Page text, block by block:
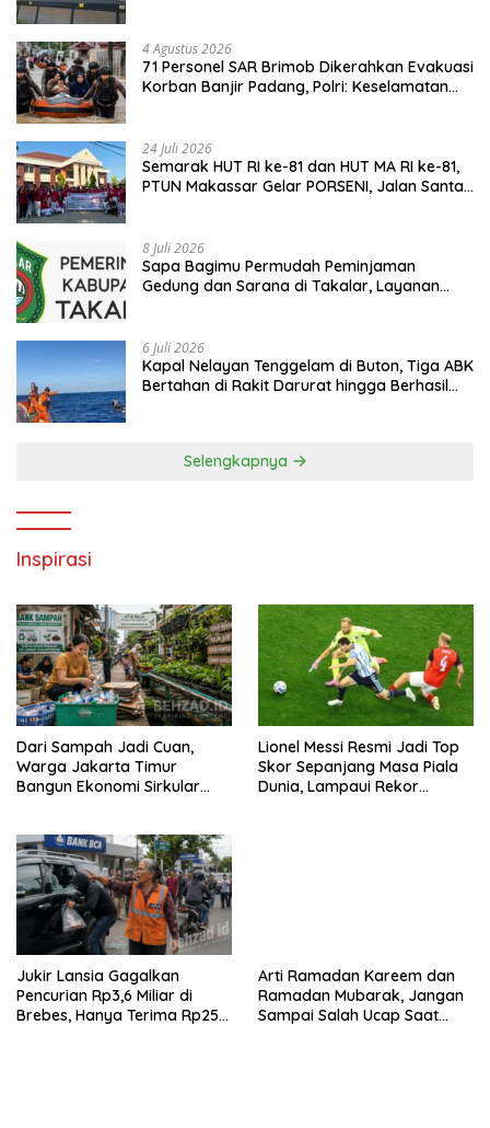
4 Agustus 2026
71 Personel SAR Brimob Dikerahkan Evakuasi
Korban Banjir Padang, Polri: Keselamatan
24 Juli 2026
Semarak HUT RI ke-81 dan HUT MA RI ke-81,
PTUN Makassar Gelar PORSENI, Jalan Santai
8 Juli 2026
Sapa Bagimu Permudah Peminjaman
Gedung dan Sarana di Takalar, Layanan
6 Juli 2026
Kapal Nelayan Tenggelam di Buton, Tiga ABK
Bertahan di Rakit Darurat hingga Berhasil
Selengkapnya
Inspirasi
Dari Sampah Jadi Cuan,
Warga Jakarta Timur
Bangun Ekonomi Sirkular
Lionel Messi Resmi Jadi Top
Skor Sepanjang Masa Piala
Dunia, Lampaui Rekor
Jukir Lansia Gagalkan
Pencurian Rp3,6 Miliar di
Brebes, Hanya Terima Rp25
Arti Ramadan Kareem dan
Ramadan Mubarak, Jangan
Sampai Salah Ucap Saat